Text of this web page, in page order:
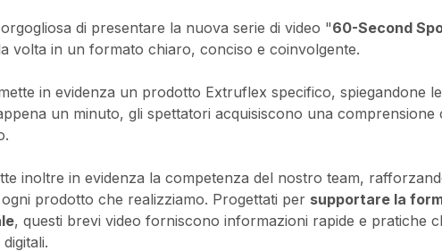
di presentare la nuova serie di video "60-Second
volta in un formato chiaro, conciso e coinvolgente.
in evidenza un prodotto Extruflex specifico, spiegandone
un minuto, gli spettatori acquisiscono una
inoltre in evidenza la competenza del nostro team,
prodotto che realizziamo. Progettati per supportare la
, questi brevi video forniscono informazioni rapide e pratiche